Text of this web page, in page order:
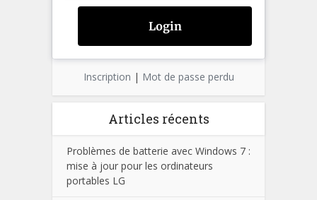
Inscription | Mot de passe perdu
Articles récents
Problèmes de batterie avec Windows 7 :
mise à jour pour les ordinateurs
portables LG